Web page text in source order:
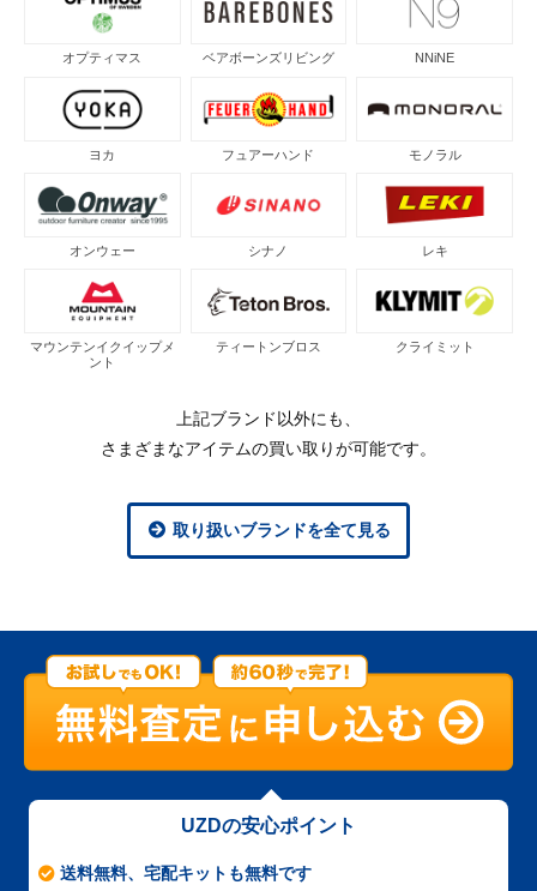
オプティマス ベアボーンズリビング NNiNE
ヨカ フュアーハンド モノラル
オンウェー シナノ レキ
マウンテンイクイップメ
ント
ティートンブロス クライミット
上記ブランド以外にも、
さまざまなアイテムの買い取りが可能です。
取り扱いブランドを全て見る
UZDの安心ポイント
送料無料、宅配キットも無料です